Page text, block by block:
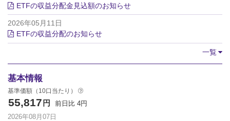
ETFの収益分配金見込額のお知らせ
2026年05月11日
ETFの収益分配のお知らせ
一覧
基本情報
基準価額（10口当たり）
55,817 円 前日比 4円
2026年08月07日